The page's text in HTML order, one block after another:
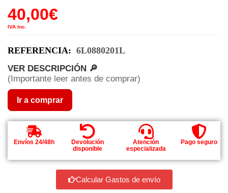
40,00€
IVA Inc.
REFERENCIA: 6L0880201L
VER DESCRIPCIÓN 🔎
(Importante leer antes de comprar)
Ir a comprar
Envíos 24/48h
Devolución
disponible
Atención
especializada
Pago seguro
Calcular Gastos de envío